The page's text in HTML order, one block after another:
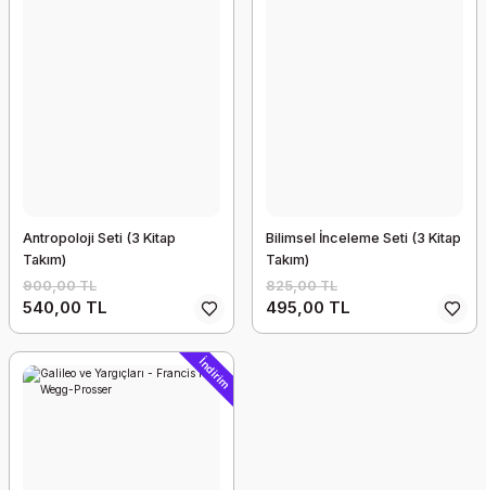
Antropoloji Seti (3 Kitap
Takım)
900,00 TL
540,00 TL
Bilimsel İnceleme Seti (3 Kitap
Takım)
825,00 TL
495,00 TL
İndirim